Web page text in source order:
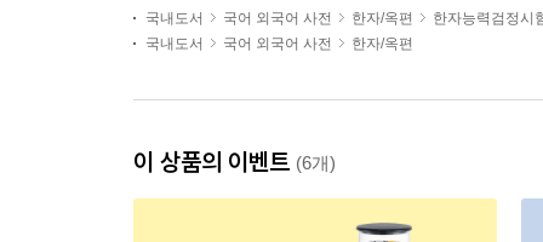
국내도서 국어 외국어 사전 한자/옥편
한자능력검정시
국내도서
국어 외국어 사전 한자/옥편
이 상품의 이벤트 (6개)